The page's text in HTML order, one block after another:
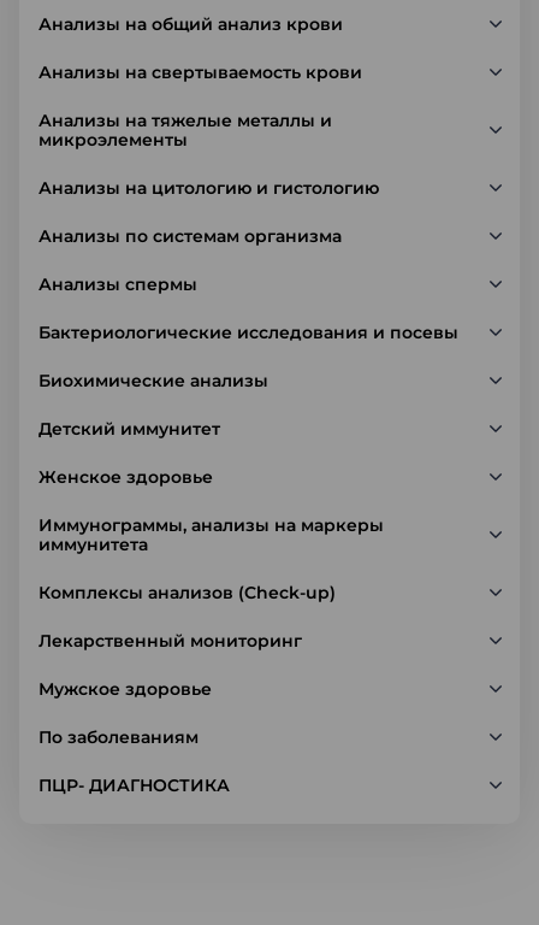
Анализы на общий анализ крови
Анализы на свертываемость крови
Анализы на тяжелые металлы и
микроэлементы
Анализы на цитологию и гистологию
Анализы по системам организма
Анализы спермы
Бактериологические исследования и посевы
Биохимические анализы
Детский иммунитет
Женское здоровье
Иммунограммы, анализы на маркеры
иммунитета
Комплексы анализов (Check-up)
Лекарственный мониторинг
Мужское здоровье
По заболеваниям
ПЦР- ДИАГНОСТИКА